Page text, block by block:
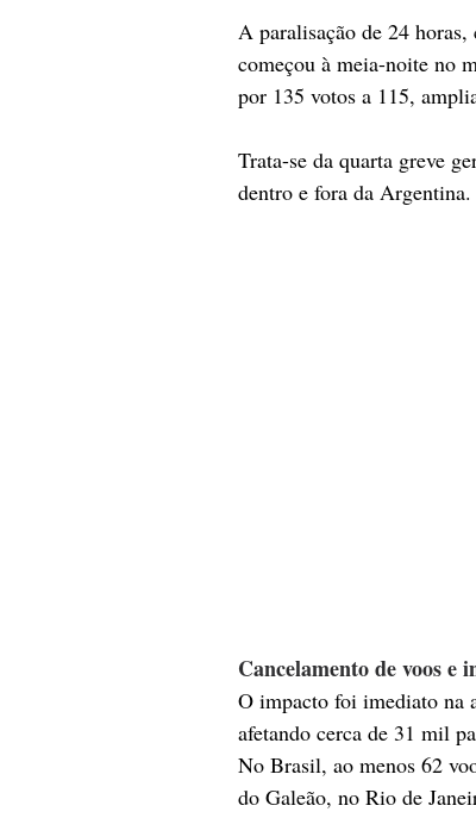
A paralisação de 24
começou à meia-noite no
por 135 votos a 115,
Trata-se da quarta greve
dentro e fora da Argentina.
Cancelamento de voos e
O impacto foi imediato na
afetando cerca de 31 mil
No Brasil, ao menos 62
do Galeão, no Rio de